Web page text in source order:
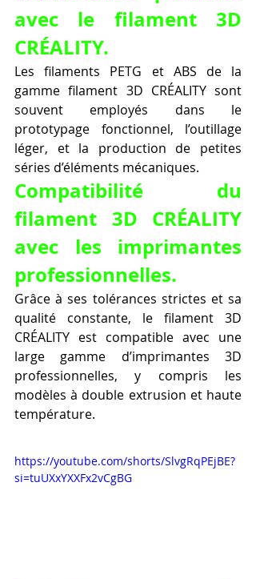
avec le filament 3D
CRÉALITY.
Les filaments PETG et ABS de la
gamme filament 3D CRÉALITY sont
souvent employés dans le
prototypage fonctionnel, l’outillage
léger, et la production de petites
séries d’éléments mécaniques.
Compatibilité du
filament 3D CRÉALITY
avec les imprimantes
professionnelles.
Grâce à ses tolérances strictes et sa
qualité constante, le filament 3D
CRÉALITY est compatible avec une
large gamme d’imprimantes 3D
professionnelles, y compris les
modèles à double extrusion et haute
température.
https://youtube.com/shorts/SlvgRqPEjBE?
si=tuUXxYXXFx2vCgBG